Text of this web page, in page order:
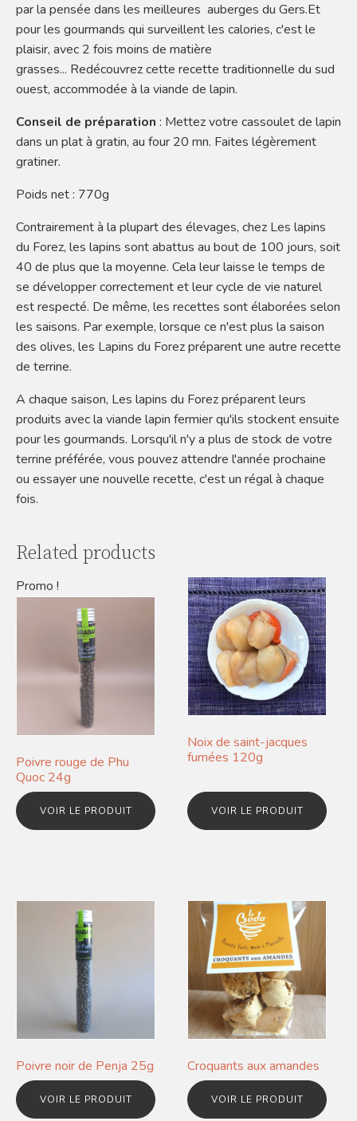
par la pensée dans les meilleures auberges du Gers.Et
pour les gourmands qui surveillent les calories, c'est le
plaisir, avec 2 fois moins de matière
grasses... Redécouvrez cette recette traditionnelle du sud
ouest, accommodée à la viande de lapin.
Conseil de préparation : Mettez votre cassoulet de lapin
dans un plat à gratin, au four 20 mn. Faites légèrement
gratiner.
Poids net : 770g
Contrairement à la plupart des élevages, chez Les lapins
du Forez, les lapins sont abattus au bout de 100 jours, soit
40 de plus que la moyenne. Cela leur laisse le temps de
se développer correctement et leur cycle de vie naturel
est respecté. De même, les recettes sont élaborées selon
les saisons. Par exemple, lorsque ce n'est plus la saison
des olives, les Lapins du Forez préparent une autre recette
de terrine.
A chaque saison, Les lapins du Forez préparent leurs
produits avec la viande lapin fermier qu'ils stockent ensuite
pour les gourmands. Lorsqu'il n'y a plus de stock de votre
terrine préférée, vous pouvez attendre l'année prochaine
ou essayer une nouvelle recette, c'est un régal à chaque
fois.
Related products
Promo !
Poivre rouge de Phu
Quoc 24g
VOIR LE PRODUIT
Noix de saint-jacques
fumées 120g
VOIR LE PRODUIT
Poivre noir de Penja 25g
VOIR LE PRODUIT
Croquants aux amandes
VOIR LE PRODUIT